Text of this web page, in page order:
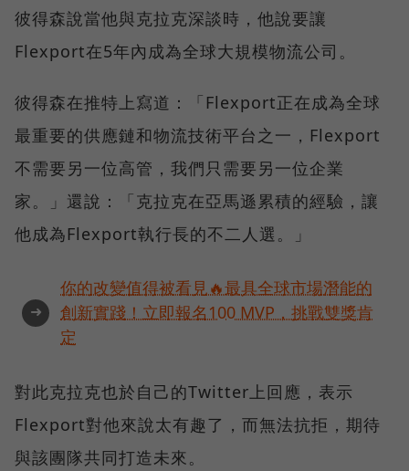
彼得森說當他與克拉克深談時，他說要讓
Flexport在5年內成為全球大規模物流公司。
彼得森在推特上寫道：「Flexport正在成為全球
最重要的供應鏈和物流技術平台之一，Flexport
不需要另一位高管，我們只需要另一位企業
家。」還說：「克拉克在亞馬遜累積的經驗，讓
他成為Flexport執行長的不二人選。」
➜
你的改變值得被看見🔥最具全球市場潛能的
創新實踐！立即報名100 MVP，挑戰雙獎肯
定
對此克拉克也於自己的Twitter上回應，表示
Flexport對他來說太有趣了，而無法抗拒，期待
與該團隊共同打造未來。